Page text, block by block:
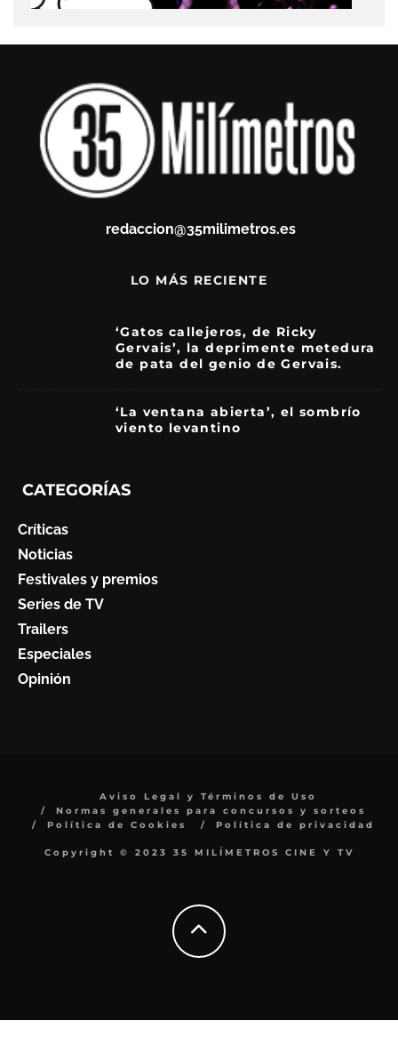
redaccion@35milimetros.es
LO MÁS RECIENTE
‘Gatos callejeros, de Ricky
Gervais’, la deprimente metedura
de pata del genio de Gervais.
‘La ventana abierta’, el sombrío
viento levantino
CATEGORÍAS
Críticas
Noticias
Festivales y premios
Series de TV
Trailers
Especiales
Opinión
Aviso Legal y Términos de Uso
Normas generales para concursos y sorteos
Política de Cookies
Política de privacidad
Copyright © 2023 35 MILÍMETROS CINE Y TV